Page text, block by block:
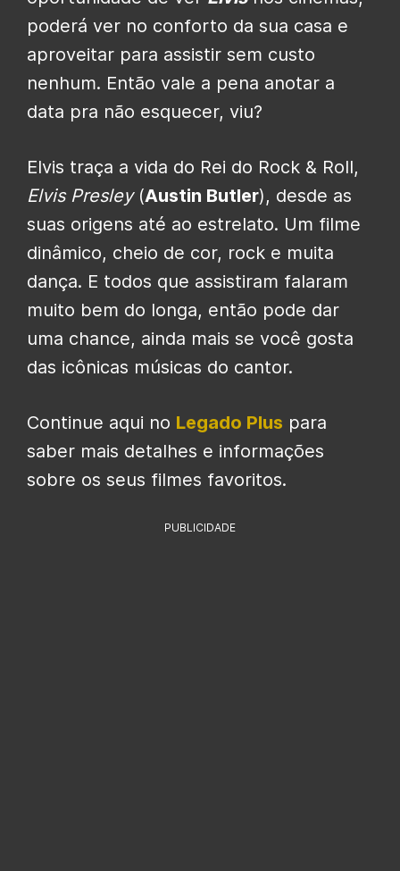
poderá ver no conforto da sua casa e
aproveitar para assistir sem custo
nenhum. Então vale a pena anotar a
data pra não esquecer, viu?
Elvis traça a vida do Rei do Rock & Roll,
Elvis Presley(Austin Butler), desde as
suas origens até ao estrelato. Um filme
dinâmico, cheio de cor, rock e muita
dança. E todos que assistiram falaram
muito bem do longa, então pode dar
uma chance, ainda mais se você gosta
das icônicas músicas do cantor.
Continue aqui no Legado Plus para
saber mais detalhes e informações
sobre os seus filmes favoritos.
PUBLICIDADE